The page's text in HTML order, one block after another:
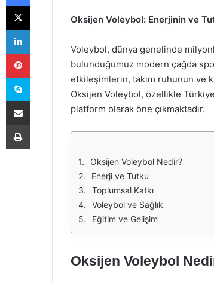
Oksijen Voleybol: Enerjinin ve
Voleybol, dünya genelinde
bulunduğumuz modern çağda
etkileşimlerin, takım ruhunun ve
Oksijen Voleybol, özellikle
platform olarak öne çıkmaktadır.
Oksijen Voleybol Nedir?
Enerji ve Tutku
Toplumsal Katkı
Voleybol ve Sağlık
Eğitim ve Gelişim
Oksijen Voleybol
X
LinkedIn
Pinterest
Skype
E-Posta ile paylaş